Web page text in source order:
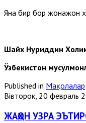
Яна бир бор жонажон
Шайх Нуриддин
Ўзбекистон
Published in Мақолалар
Вівторок, 20 февраль
ЖАҲОН УЗРА